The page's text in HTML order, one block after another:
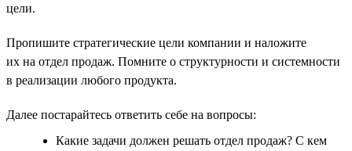
цели.
Пропишите стратегические цели компании и наложите
их на отдел продаж. Помните о структурности и системности
в реализации любого продукта.
Далее постарайтесь ответить себе на вопросы:
Какие задачи должен решать отдел продаж? С кем